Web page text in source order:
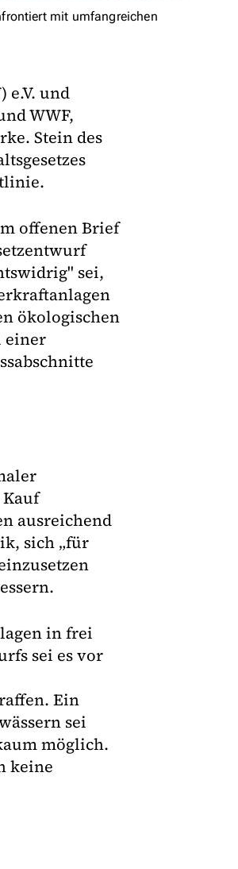
mit umfangreichen
e.V. und
WWF,
Stein des
offenen Brief
sei,
ökologischen
einer
ausreichend
sich „für
in frei
sei es vor
Ein
sei
möglich.
keine